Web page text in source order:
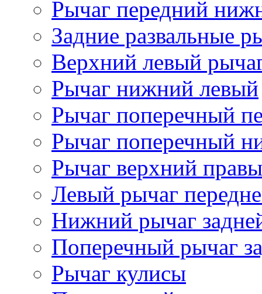
Рычаг передний
Задние развальные
Верхний левый
Рычаг нижний левый
Рычаг поперечный
Рычаг поперечный
Рычаг верхний
Левый рычаг
Нижний рычаг
Поперечный рычаг
Рычаг кулисы